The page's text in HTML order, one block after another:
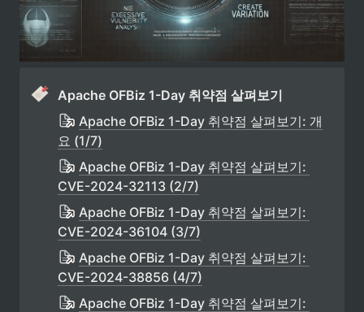
Apache OFBiz 1-Day 취약점 살펴보기
Apache OFBiz 1-Day 취약점 살펴보기: 개
요 (1/7)
Apache OFBiz 1-Day 취약점 살펴보기:
CVE-2024-32113 (2/7)
Apache OFBiz 1-Day 취약점 살펴보기:
CVE-2024-36104 (3/7)
Apache OFBiz 1-Day 취약점 살펴보기:
CVE-2024-38856 (4/7)
Apache OFBiz 1-Day 취약점 살펴보기: